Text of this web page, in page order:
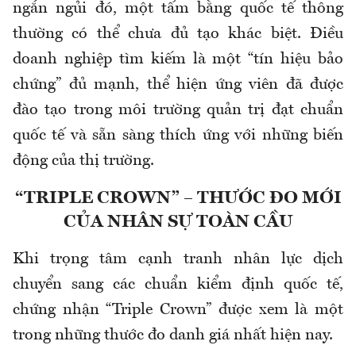
ngắn ngủi đó, một tấm bằng quốc tế thông
thường có thể chưa đủ tạo khác biệt. Điều
doanh nghiệp tìm kiếm là một “tín hiệu bảo
chứng” đủ mạnh, thể hiện ứng viên đã được
đào tạo trong môi trường quản trị đạt chuẩn
quốc tế và sẵn sàng thích ứng với những biến
động của thị trường.
“TRIPLE CROWN” – THƯỚC ĐO MỚI
CỦA NHÂN SỰ TOÀN CẦU
Khi trọng tâm cạnh tranh nhân lực dịch
chuyển sang các chuẩn kiểm định quốc tế,
chứng nhận “Triple Crown” được xem là một
trong những thước đo danh giá nhất hiện nay.